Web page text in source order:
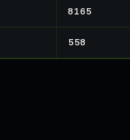
8165
558